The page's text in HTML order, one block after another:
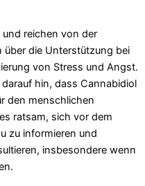
und reichen von der
über die Unterstützung bei
von Stress und Angst.
hin, dass Cannabidiol
den menschlichen
ratsam, sich vor dem
zu informieren und
insbesondere wenn